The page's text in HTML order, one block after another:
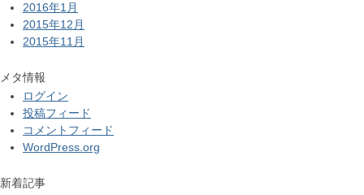
2016年1月
2015年12月
2015年11月
メタ情報
ログイン
投稿フィード
コメントフィード
WordPress.org
新着記事